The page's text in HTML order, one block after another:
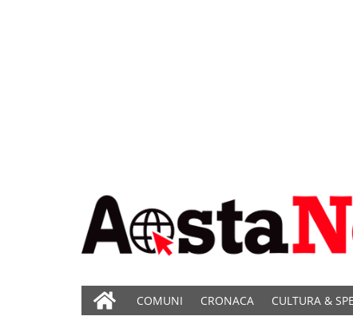
COMUNI CRONACA CULTURA &